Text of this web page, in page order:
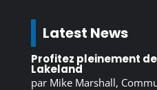
Latest News
Profitez pleinement
Lakeland
par Mike Marshall,